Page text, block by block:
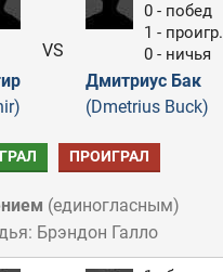
VS
0 - побед
1 - проигр.
0 - ничья
Дмитриус Бак
(Dmetrius Buck)
ПРОИГРАЛ
(единогласным)
Брэндон Галло